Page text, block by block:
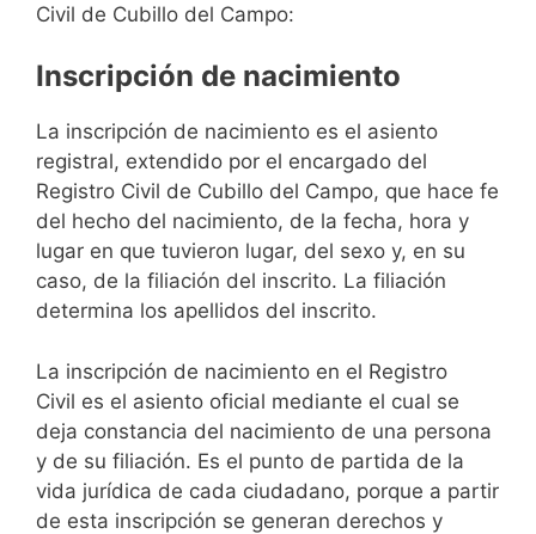
Civil de Cubillo del Campo:
Inscripción de nacimiento
La inscripción de nacimiento es el asiento
registral, extendido por el encargado del
Registro Civil de Cubillo del Campo, que hace fe
del hecho del nacimiento, de la fecha, hora y
lugar en que tuvieron lugar, del sexo y, en su
caso, de la filiación del inscrito. La filiación
determina los apellidos del inscrito.
La inscripción de nacimiento en el Registro
Civil es el asiento oficial mediante el cual se
deja constancia del nacimiento de una persona
y de su filiación. Es el punto de partida de la
vida jurídica de cada ciudadano, porque a partir
de esta inscripción se generan derechos y